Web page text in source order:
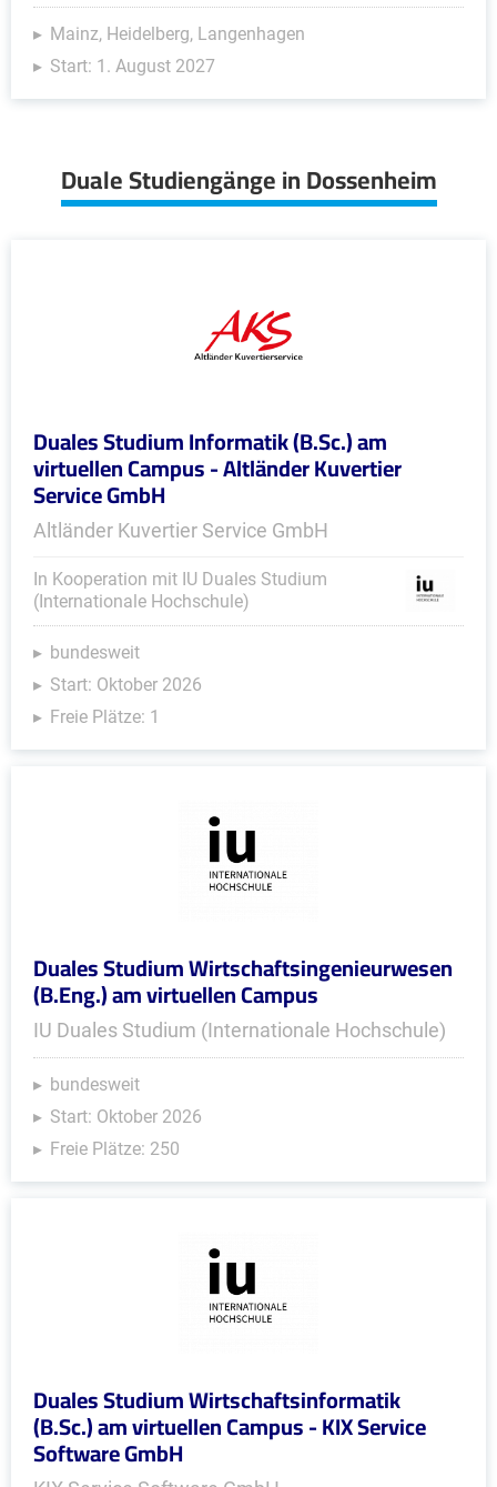
Mainz, Heidelberg, Langenhagen
Start: 1. August 2027
Duale Studiengänge in Dossenheim
Duales Studium Informatik (B.Sc.) am
virtuellen Campus - Altländer Kuvertier
Service GmbH
Altländer Kuvertier Service GmbH
In Kooperation mit IU Duales Studium
(Internationale Hochschule)
bundesweit
Start: Oktober 2026
Freie Plätze: 1
Duales Studium Wirtschaftsingenieurwesen
(B.Eng.) am virtuellen Campus
IU Duales Studium (Internationale Hochschule)
bundesweit
Start: Oktober 2026
Freie Plätze: 250
Duales Studium Wirtschaftsinformatik
(B.Sc.) am virtuellen Campus - KIX Service
Software GmbH